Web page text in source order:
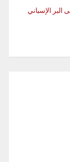
البر الإسباني